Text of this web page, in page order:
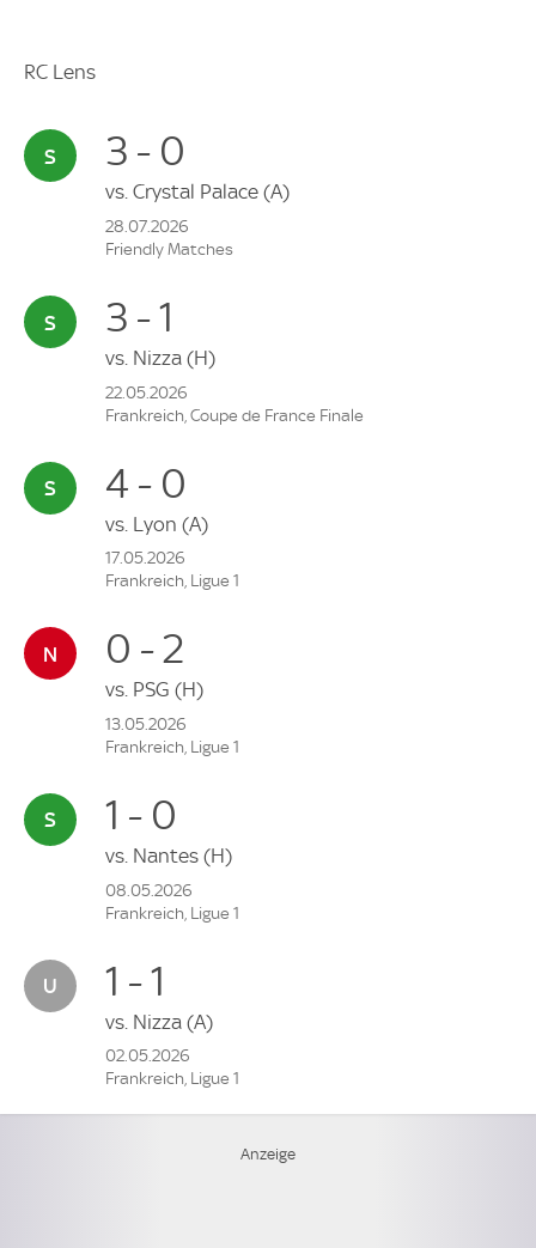
RC Lens
3 - 0
vs. Crystal Palace (A)
28.07.2026
Friendly Matches
3 - 1
vs. Nizza (H)
22.05.2026
Frankreich, Coupe de France Finale
4 - 0
vs. Lyon (A)
17.05.2026
Frankreich, Ligue 1
0 - 2
vs. PSG (H)
13.05.2026
Frankreich, Ligue 1
1 - 0
vs. Nantes (H)
08.05.2026
Frankreich, Ligue 1
1 - 1
vs. Nizza (A)
02.05.2026
Frankreich, Ligue 1